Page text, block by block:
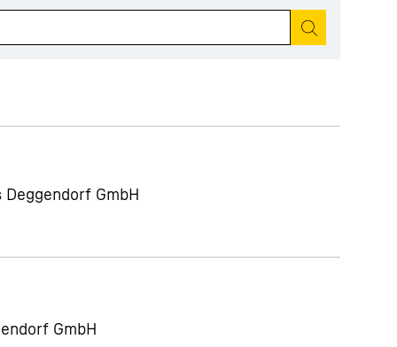
Suche starten
GmbH
GmbH